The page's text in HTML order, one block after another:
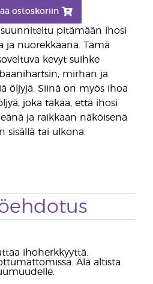
pitämään ihosi
ja nuorekkaana. Tämä
kevyt suihke
mirhan ja
öljyjä. Siinä on myös ihoa
joka takaa, että ihosi
ja raikkaan näköisenä
sisällä tai ulkona.
ostoskoriin
ihoherkkyyttä.
Älä altista